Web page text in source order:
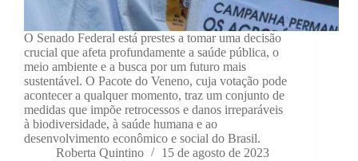
O Senado Federal está prestes a tomar uma decisão
crucial que afeta profundamente a saúde pública, o
meio ambiente e a busca por um futuro mais
sustentável. O Pacote do Veneno, cuja votação pode
acontecer a qualquer momento, traz um conjunto de
medidas que impõe retrocessos e danos irreparáveis
à biodiversidade, à saúde humana e ao
desenvolvimento econômico e social do Brasil.
Roberta Quintino
15 de agosto de 2023